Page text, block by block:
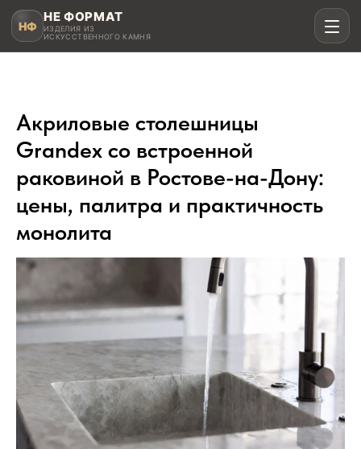
НФ
НЕ ФОРМАТ
ИЗДЕЛИЯ ИЗ
ИСКУССТВЕННОГО КАМНЯ
Написать в Telegram
Столешницы для кухни
Акрил, кварц, HPL compact
Мойки и раковины
Интегрированные и подклеенные
Кухонные фартуки
Стеновые панели из камня
Барные стойки
Акриловые столешницы
Grandex со встроенной
раковиной в Ростове-на-Дону:
цены, палитра и практичность
монолита